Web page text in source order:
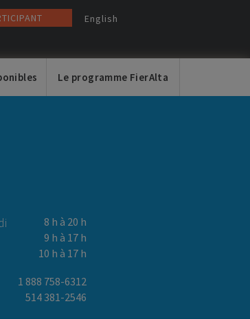
English
Le programme FierAlta
8 h à 20 h
9 h à 17 h
10 h à 17 h
1 888 758-6312
514 381-2546